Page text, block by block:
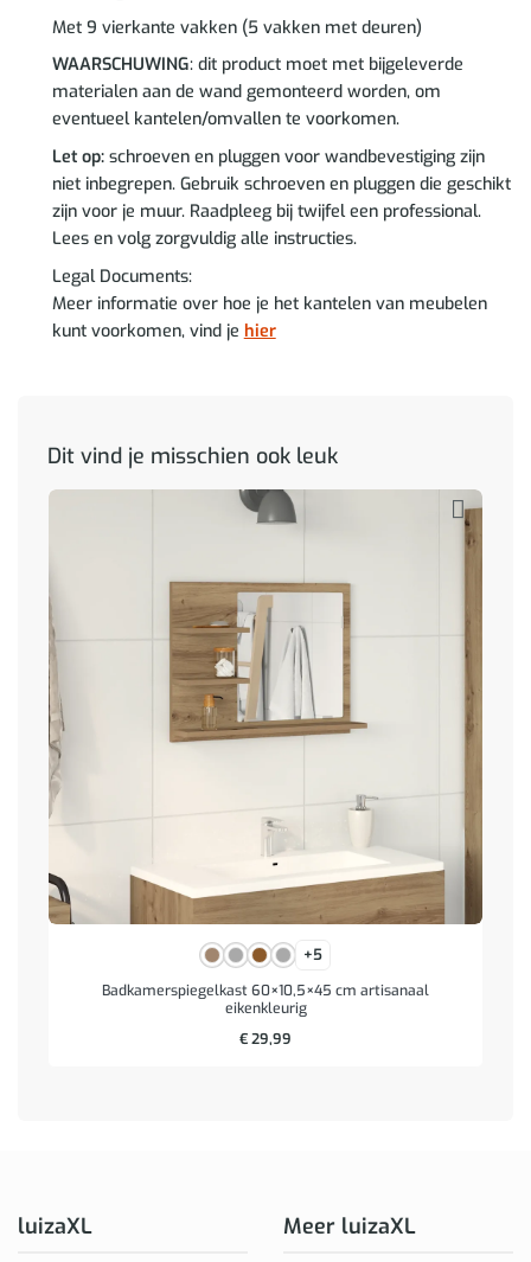
Met 9 vierkante vakken (5 vakken met deuren)
WAARSCHUWING: dit product moet met bijgeleverde
materialen aan de wand gemonteerd worden, om
eventueel kantelen/omvallen te voorkomen.
Let op:schroeven en pluggen voor wandbevestiging zijn
niet inbegrepen. Gebruik schroeven en pluggen die geschikt
zijn voor je muur. Raadpleeg bij twijfel een professional.
Lees en volg zorgvuldig alle instructies.
Legal Documents:
Meer informatie over hoe je het kantelen van meubelen
kunt voorkomen, vind je hier
Dit vind je misschien ook leuk
+5
Badkamerspiegelkast 60×10,5×45 cm artisanaal
eikenkleurig
€29,99
luizaXL Meer luizaXL